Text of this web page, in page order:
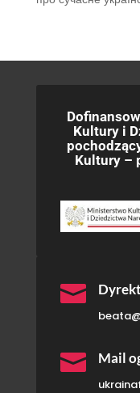
Kultury i
Kultury –

 Mail